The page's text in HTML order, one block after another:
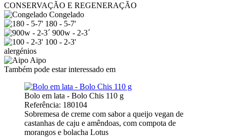
CONSERVAÇÃO E REGENERAÇÃO
Congelado
180 - 5-7'
900w - 2-3´
100 - 2-3'
alergénios
Aipo
Também pode estar interessado em
Bolo em lata - Bolo Chis 110 g
Referência: 180104
Sobremesa de creme com sabor a queijo vegan de
castanhas de caju e amêndoas, com compota de
morangos e bolacha Lotus